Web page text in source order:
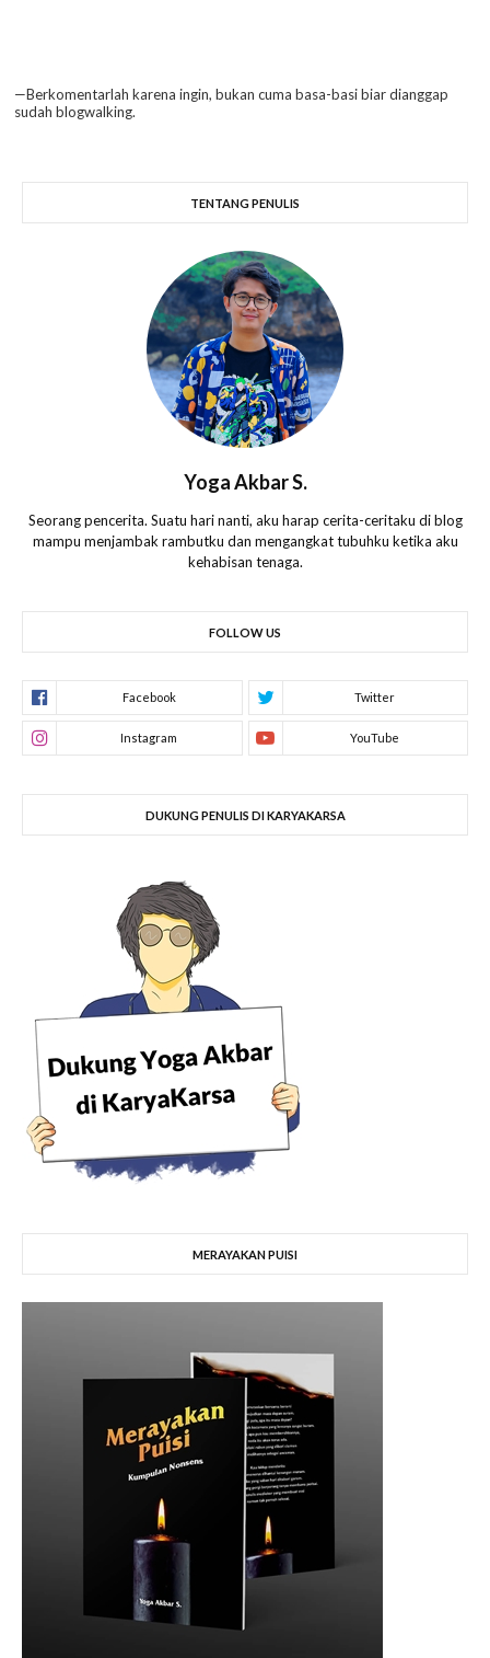
—Berkomentarlah karena ingin, bukan cuma basa-basi biar dianggap
sudah blogwalking.
TENTANG PENULIS
Yoga Akbar S.
Seorang pencerita. Suatu hari nanti, aku harap cerita-ceritaku di blog
mampu menjambak rambutku dan mengangkat tubuhku ketika aku
kehabisan tenaga.
FOLLOW US
DUKUNG PENULIS DI KARYAKARSA
MERAYAKAN PUISI